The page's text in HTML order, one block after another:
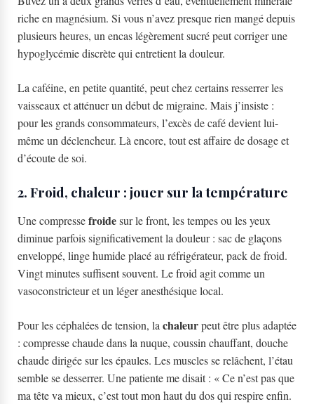
riche en magnésium. Si vous n’avez presque rien mangé depuis
plusieurs heures, un encas légèrement sucré peut corriger une
hypoglycémie discrète qui entretient la douleur.
La caféine, en petite quantité, peut chez certains resserrer les
vaisseaux et atténuer un début de migraine. Mais j’insiste :
pour les grands consommateurs, l’excès de café devient lui-
même un déclencheur. Là encore, tout est affaire de dosage et
d’écoute de soi.
2. Froid, chaleur : jouer sur la température
Une compressefroidesur le front, les tempes ou les yeux
diminue parfois significativement la douleur : sac de glaçons
enveloppé, linge humide placé au réfrigérateur, pack de froid.
Vingt minutes suffisent souvent. Le froid agit comme un
vasoconstricteur et un léger anesthésique local.
Pour les céphalées de tension, lachaleurpeut être plus adaptée
: compresse chaude dans la nuque, coussin chauffant, douche
chaude dirigée sur les épaules. Les muscles se relâchent, l’étau
semble se desserrer. Une patiente me disait : « Ce n’est pas que
ma tête va mieux, c’est tout mon haut du dos qui respire enfin.